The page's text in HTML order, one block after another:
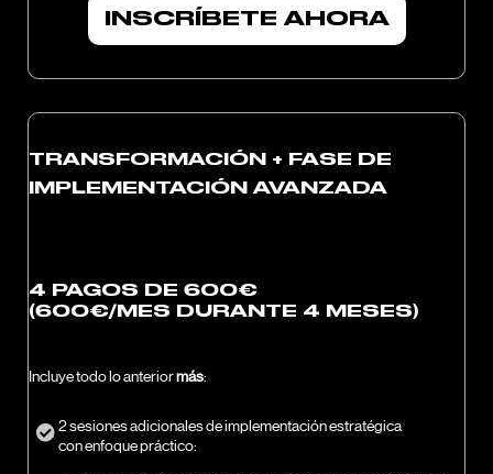
INSCRÍBETE AHORA
TRANSFORMACIÓN + FASE DE
IMPLEMENTACIÓN AVANZADA
4 PAGOS DE 600€
(600€/MES DURANTE 4 MESES)
Incluye todo lo anteriormás:
2 sesiones adicionales de implementación estratégica
con enfoque práctico: